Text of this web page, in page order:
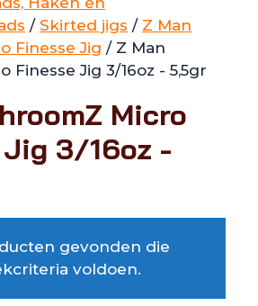
/ Skirted jigs / Z Man
Finesse Jig / Z Man
Finesse Jig 3/16oz - 5,5gr
Micro
3/16oz -
gevonden die
voldoen.